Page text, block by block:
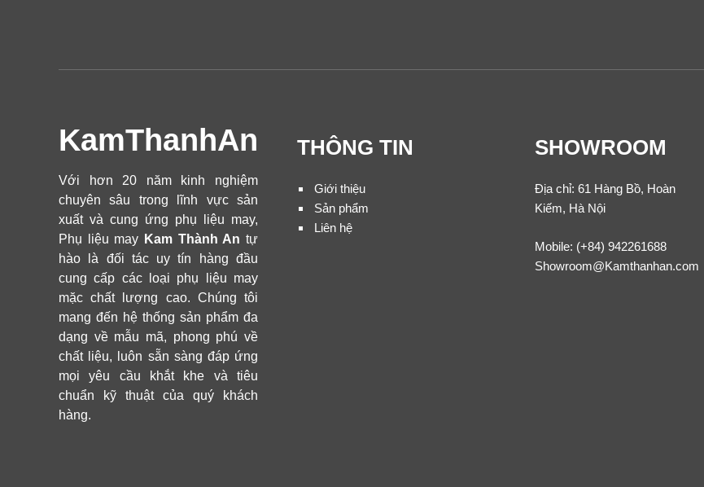
KamThanhAn
Với hơn 20 năm kinh nghiệm
chuyên sâu trong lĩnh vực sản
xuất và cung ứng phụ liệu may,
Phụ liệu may Kam Thành An tự
hào là đối tác uy tín hàng đầu
cung cấp các loại phụ liệu may
mặc chất lượng cao. Chúng tôi
mang đến hệ thống sản phẩm đa
dạng về mẫu mã, phong phú về
chất liệu, luôn sẵn sàng đáp ứng
mọi yêu cầu khắt khe và tiêu
chuẩn kỹ thuật của quý khách
hàng.
THÔNG TIN
Giới thiệu
Sản phẩm
Liên hệ
SHOWROOM
Địa chỉ: 61 Hàng Bồ, Hoàn
Kiếm, Hà Nội
Mobile: (+84) 942261688
Showroom@Kamthanhan.com